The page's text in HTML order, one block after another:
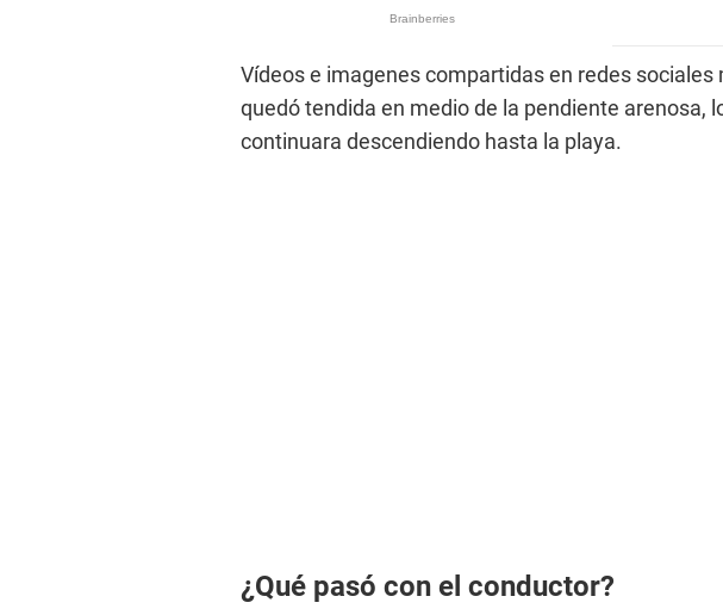
Vídeos e imagenes compartidas en redes
quedó tendida en medio de la pendiente arenosa,
continuara descendiendo hasta la playa.
¿Qué pasó con el conductor?